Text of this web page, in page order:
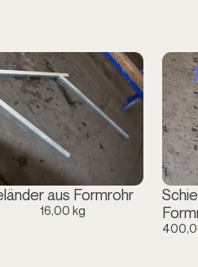
aus Formrohr
16,00 kg